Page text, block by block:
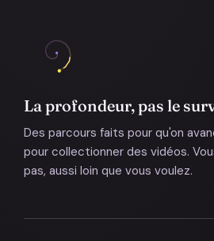
La profondeur, pas le
Des parcours faits pour qu'on
pour collectionner des vidéos.
pas, aussi loin que vous voulez.